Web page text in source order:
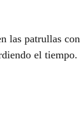
las patrullas
el tiempo.